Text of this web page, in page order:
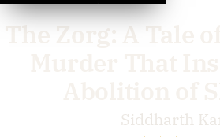
The Zorg: A Tale
Siddharth